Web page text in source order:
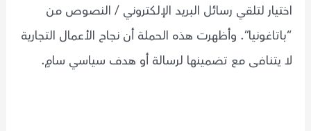
اختيار لتلقي رسائل البريد الإلكتروني / النصوص من
“باتاغونيا”. وأظهرت هذه الحملة أن نجاح الأعمال التجارية
لا يتنافى مع تضمينها لرسالة أو هدف سياسي سامٍ.